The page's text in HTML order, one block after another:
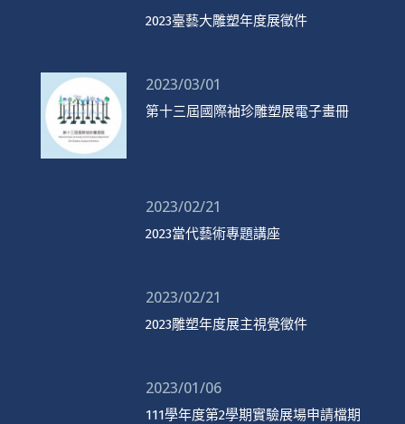
2023臺藝大雕塑年度展徵件
2023/03/01
第十三屆國際袖珍雕塑展電子畫冊
2023/02/21
2023當代藝術專題講座
2023/02/21
2023雕塑年度展主視覺徵件
2023/01/06
111學年度第2學期實驗展場申請檔期